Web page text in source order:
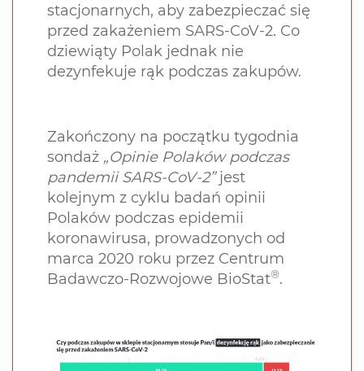
stacjonarnych, aby zabezpieczać się
przed zakażeniem SARS-CoV-2. Co
dziewiąty Polak jednak nie
dezynfekuje rąk podczas zakupów.
Zakończony na początku tygodnia
sondaż „Opinie Polaków podczas
pandemii SARS-CoV-2”jest
kolejnym z cyklu badań opinii
Polaków podczas epidemii
koronawirusa, prowadzonych od
marca 2020 roku przez Centrum
Badawczo-Rozwojowe BioStat®.